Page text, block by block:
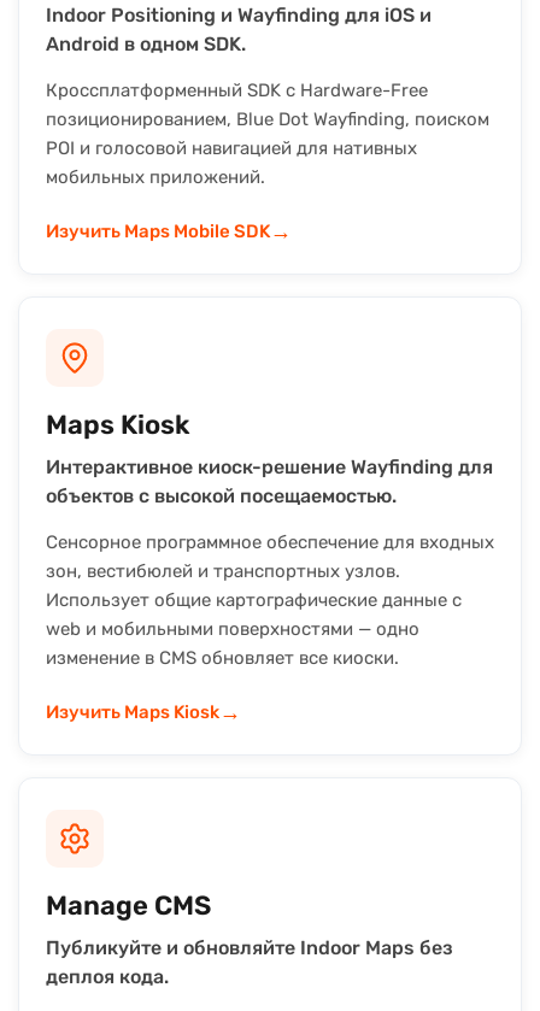
Indoor Positioning и Wayfinding для iOS и
Android в одном SDK.
Кроссплатформенный SDK с Hardware-Free
позиционированием, Blue Dot Wayfinding, поиском
POI и голосовой навигацией для нативных
мобильных приложений.
Изучить Maps Mobile SDK→
Maps Kiosk
Интерактивное киоск-решение Wayfinding для
объектов с высокой посещаемостью.
Сенсорное программное обеспечение для входных
зон, вестибюлей и транспортных узлов.
Использует общие картографические данные с
web и мобильными поверхностями — одно
изменение в CMS обновляет все киоски.
Изучить Maps Kiosk→
Manage CMS
Публикуйте и обновляйте Indoor Maps без
деплоя кода.